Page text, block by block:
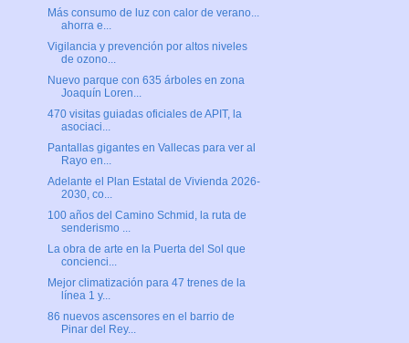
Más consumo de luz con calor de verano...
ahorra e...
Vigilancia y prevención por altos niveles
de ozono...
Nuevo parque con 635 árboles en zona
Joaquín Loren...
470 visitas guiadas oficiales de APIT, la
asociaci...
Pantallas gigantes en Vallecas para ver al
Rayo en...
Adelante el Plan Estatal de Vivienda 2026-
2030, co...
100 años del Camino Schmid, la ruta de
senderismo ...
La obra de arte en la Puerta del Sol que
concienci...
Mejor climatización para 47 trenes de la
línea 1 y...
86 nuevos ascensores en el barrio de
Pinar del Rey...